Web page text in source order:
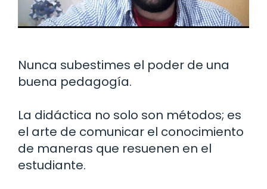
Nunca subestimes el poder de una
buena pedagogía.
La didáctica no solo son métodos; es
el arte de comunicar el conocimiento
de maneras que resuenen en el
estudiante.